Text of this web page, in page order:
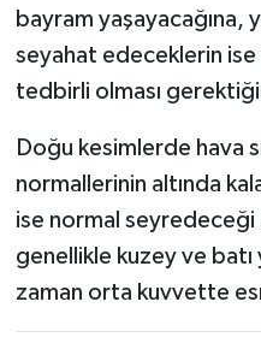
bayram yaşayacağına,
seyahat edeceklerin ise
tedbirli olması
Doğu kesimlerde hava
normallerinin altında
ise normal seyredeceği
genellikle kuzey ve
zaman orta kuvvette